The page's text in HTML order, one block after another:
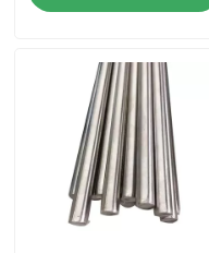
인코넬 625 재료
인코로이 800 소재